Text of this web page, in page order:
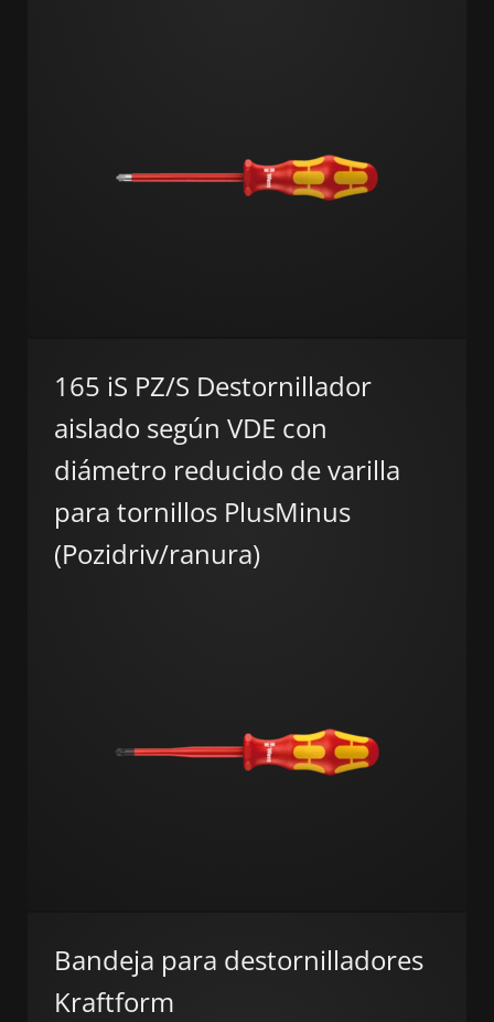
165 iS PZ/S Destornillador
aislado según VDE con
diámetro reducido de varilla
para tornillos PlusMinus
(Pozidriv/ranura)
Bandeja para destornilladores
Kraftform